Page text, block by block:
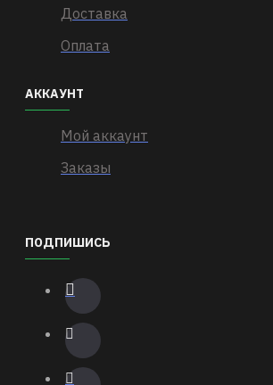
Доставка
Оплата
АККАУНТ
Мой аккаунт
Заказы
ПОДПИШИСЬ